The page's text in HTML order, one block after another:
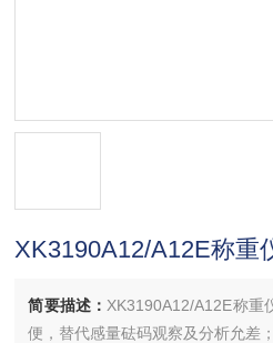
XK3190A12/A12E称重
简要描述： XK3190A12/A12E称重
便，替代感量砝码观察及分析允差；